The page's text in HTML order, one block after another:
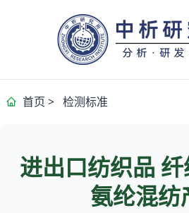
首页 > 检测标准
进出口纺织品
氨纶混纺